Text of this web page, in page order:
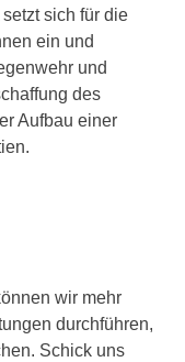
sich für die
ein und
und
des
Aufbau einer
wir mehr
durchführen,
Schick uns